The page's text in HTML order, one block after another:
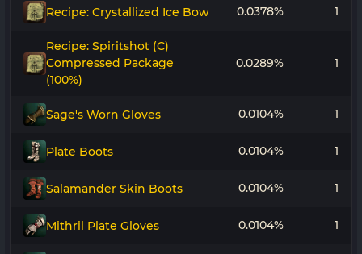
Recipe: Crystallized Ice Bow 0.0378% 1
Recipe: Spiritshot (C)
Compressed Package
(100%)
0.0289% 1
Sage's Worn Gloves 0.0104% 1
Plate Boots 0.0104% 1
Salamander Skin Boots 0.0104% 1
Mithril Plate Gloves 0.0104% 1